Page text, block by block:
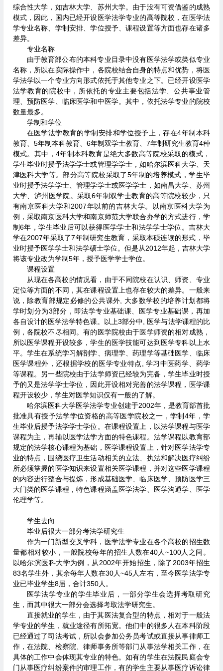
综合性大学，如吉林大学、苏州大学。由于没有可资借鉴的成熟
模式，因此，国内已经开设医学法学专业的高等院校，在医学法
学专业名称、学制安排、学位授予、课程设置等方面也存在诸多
差异。
专业名称
由于教育部公布的本科专业目录中没有医学法学或类似专业
名称，所以在实际操作中，各院校结合自身的特点和优势，将医
学法学以一个专业方向形式依托于其他专业之下。已经开设医学
法学教育的院校中，所依托的专业主要包括法学、公共事业管
理、预防医学、临床医学和中医学。其中，依托法学专业的院校
数量最多。
学制和学位
在医学法学教育的学制安排和学位授予上，存在4年制本科
教育、5年制本科教育、6年制双学士教育、7年制研究生教育4种
模式。其中，4年制本科教育是绝大多数高等院校采取的模式，
学生毕业时授予法学学士或管理学学士，如哈尔滨医科大学、天
津医科大学等。部分高等院校采取了5年制的培养模式，学生毕
业时授予法学学士、管理学学士或医学学士，如南昌大学、苏州
大学、泸州医学院。采取6年制双学士教育的高等院校较少，只
有南京医科大学和2007年以前的吉林大学。以南京医科大学为
例，采取南京医科大学和南京师范大学联合办学的方式进行，学
制6年，学生毕业后可以获得医学学士和法学学士学位。吉林大
学在2007年采取了7年制研究生教育，采取本硕连读的形式，毕
业时授予医学学士和法学硕士学位。但是从2012年起，吉林大学
将该专业改为学制5年，授予医学学士学位。
课程设置
从现在各高校的情况看，由于不同院校在认识、师资、专业
定位等方面的不同，其在课程设置上也存在较大的差异。一般来
说，除教育部规定必修的公共课外, 大多数学校的培养计划都将
学时划分为3部分，即法学专业基础课、医学专业基础课，再加
各自设计的医学法学特色课。以上3部分中, 医学与法学课程的比
例，各院校不尽相同。有的医学院校由于医学师资的相对成熟，
所以医学课程开设较多，学生的医学技能可达到医学专科以上水
平。学生在系统学习解剖学、病理学、药理学等基础医学、临床
医学课程外，还根据学校的医学专业特点, 学习中医药学、药学
等课程。另一些院校由于法学师资已经较为完备，学生毕业时授
予的又是法学学士学位，因此开设相对完善的法学课程，医学课
程开设较少，学生对医学知识仅有一般的了解。
哈尔滨医科大学医学法学专业创建于2002年，是教育部首批
批准具有授予法学学位资格的高等医学院校之一，学制4年，学
生毕业后授予法学学士学位。在课程设置上，以法学课程与医学
课程为主，再辅以医学法学方面的特色课程。法学课程以教育部
规定的法学核心课程为基础，医学课程设置上，针对医学法学专
业的特点，围绕医疗卫生活动相关的立法、执法和解决医疗纠纷
所必须掌握的医学知识来设置相关医学课程，并对这些医学课程
的内容进行整合与提炼，形成基础医学、临床医学、预防医学三
大门类的医学课程，特色课程涵盖医学法学、医学沟通学、医学
伦理学等。
学生去向
毕业后很大一部分考法学研究生
作为一门新型交叉学科，医学法学专业在各个高校的招生数
量都相对较小，一般院校每年的招生人数在40人~100人之间。
以哈尔滨医科大学为例，从2002年开始招生，除了2003年招生
83名学生外，其余每年人数在30人~45人左右，至今医学法学专
业已毕业学生8届，合计350人。
医学法学专业的学生毕业后，一部分学生会选择考取研究
生，而其中很大一部分会选择考取法学研究生。
直接就业的学生，由于其医法复合型的特点，相对于一般法
学专业的学生，就业途径有所拓宽。他们中的很多人在本科阶段
已经通过了司法考试，所以会参加公务员考试或直接从事律师工
作，在法院、检察院、律师事务所等部门从事法学相关工作，在
具体的工作中会体现其专业的特色。如有的学生在法院民庭会专
门从事医疗纠纷案件的审理工作，有的学生主要从事医疗诉讼律